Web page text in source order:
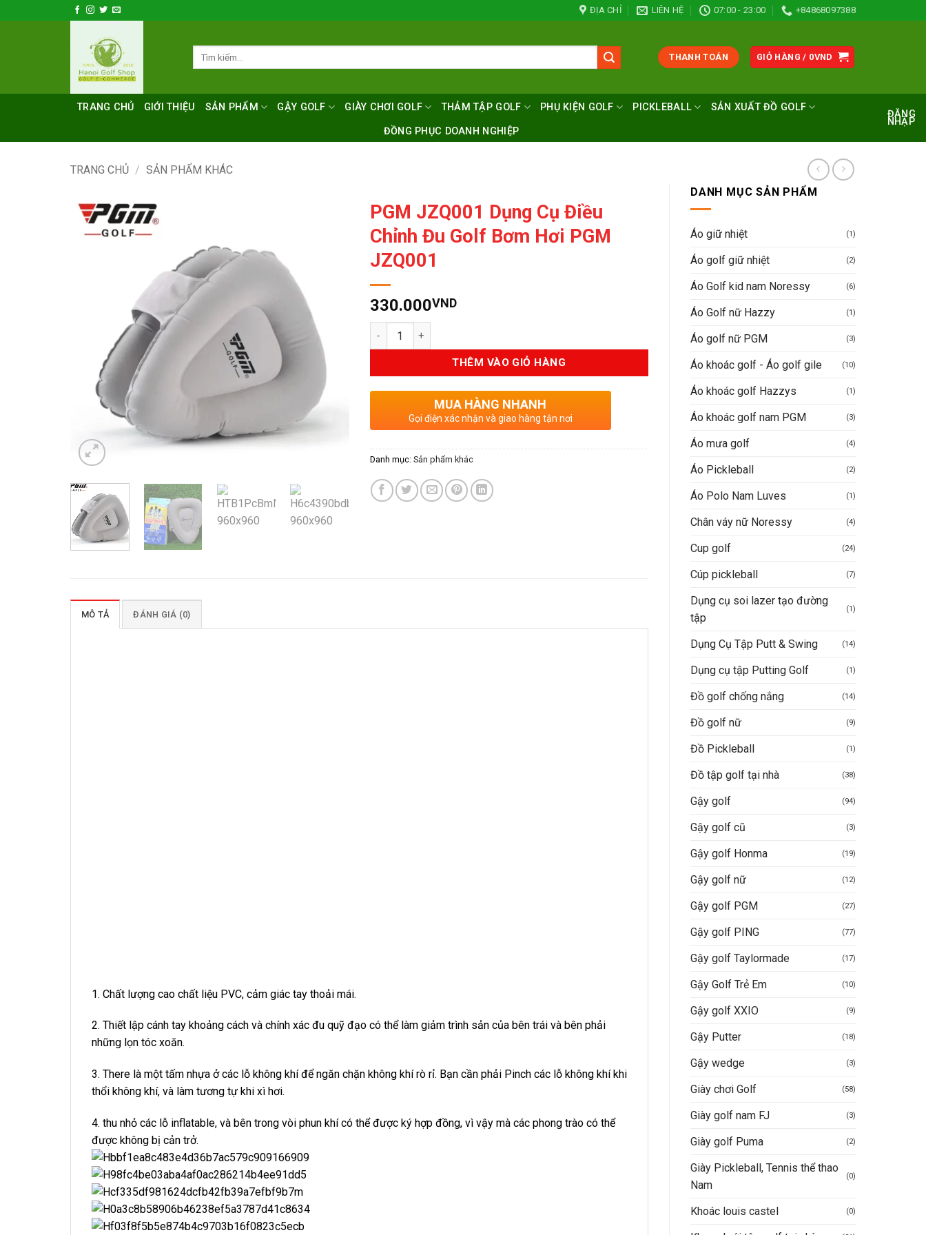
qua
ĐỊA CHỈ LIÊN HỆ 07:00 - 23:00 +84868097388
THANH TOÁN GIỎ HÀNG / 0VND
TRANG CHỦ GIỚI THIỆU SẢN PHẨM GẬY GOLF GIÀY CHƠI GOLF THẢM TẬP GOLF PHỤ KIỆN GOLF PICKLEBALL SẢN XUẤT ĐỒ GOLF
ĐỒNG PHỤC DOANH NGHIỆP
ĐĂNG
NHẬP
TRANG CHỦ / SẢN PHẨM KHÁC
DANH MỤC SẢN PHẨM
Áo giữ nhiệt (1)
Áo golf giữ nhiệt (2)
Áo Golf kid nam Noressy (6)
Áo Golf nữ Hazzy (1)
Áo golf nữ PGM (3)
Áo khoác golf - Áo golf gile (10)
Áo khoác golf Hazzys (1)
Áo khoác golf nam PGM (3)
Áo mưa golf (4)
Áo Pickleball (2)
Áo Polo Nam Luves (1)
Chân váy nữ Noressy (4)
Cup golf (24)
Cúp pickleball (7)
Dụng cụ soi lazer tạo đường
tập
(1)
Dụng Cụ Tập Putt & Swing (14)
Dụng cụ tập Putting Golf (1)
Đồ golf chống nắng (14)
Đồ golf nữ (9)
Đồ Pickleball (1)
Đồ tập golf tại nhà (38)
Gậy golf (94)
Gậy golf cũ (3)
Gậy golf Honma (19)
Gậy golf nữ (12)
Gậy golf PGM (27)
Gậy golf PING (77)
Gậy golf Taylormade (17)
Gậy Golf Trẻ Em (10)
Gậy golf XXIO (9)
Gậy Putter (18)
Gậy wedge (3)
Giày chơi Golf (58)
Giày golf nam FJ (3)
Giày golf Puma (2)
Giày Pickleball, Tennis thể thao
Nam
(0)
Khoác louis castel (0)
PGM JZQ001 Dụng Cụ Điều
Chỉnh Đu Golf Bơm Hơi PGM
JZQ001
330.000VND
Số lượng
THÊM VÀO GIỎ HÀNG
MUA HÀNG NHANH
Gọi điện xác nhận và giao hàng tận nơi
Danh mục: Sản phẩm khác
MÔ TẢ ĐÁNH GIÁ (0)
1. Chất lượng cao chất liệu PVC, cảm giác tay thoải mái.
2. Thiết lập cánh tay khoảng cách và chính xác đu quỹ đạo có thể làm giảm trình sản của bên trái và bên phải
những lọn tóc xoăn.
3. There là một tấm nhựa ở các lỗ không khí để ngăn chặn không khí rò rỉ. Bạn cần phải Pinch các lỗ không khí khi
thổi không khí, và làm tương tự khi xì hơi.
4. thu nhỏ các lỗ inflatable, và bên trong vòi phun khí có thể được ký hợp đồng, vì vậy mà các phong trào có thể
được không bị cản trở.